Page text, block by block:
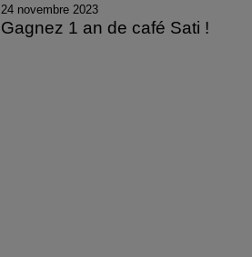
24 novembre 2023
Gagnez 1 an de café Sati !